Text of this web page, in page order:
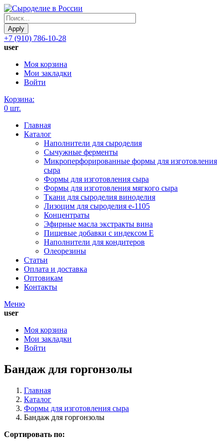
Apply
+7 (910) 786-10-28
user
Моя корзина
Мои закладки
Войти
Корзина:
0 шт.
Главная
Каталог
Наполнители для сыроделия
Сычужные ферменты
Микроперфорированные формы для изготовления
сыра
Формы для изготовления сыра
Формы для изготовления мягкого сыра
Ткани для сыроделия виноделия
Лизоцим для сыроделия e-1105
Концентраты
Эфирные масла экстракты вина
Пищевые добавки с индексом Е
Наполнители для кондитеров
Олеорезины
Статьи
Оплата и доставка
Оптовикам
Контакты
Меню
user
Моя корзина
Мои закладки
Войти
Бандаж для горгонзолы
Главная
Каталог
Формы для изготовления сыра
Бандаж для горгонзолы
Сортировать по: